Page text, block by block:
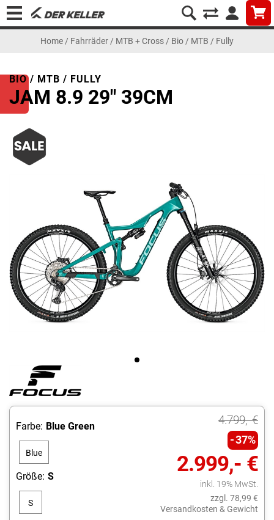
Home / Fahrräder / MTB + Cross / Bio / MTB / Fully
BIO / MTB / FULLY
JAM 8.9 29" 39CM
4.799,- €
37%
2.999,- €
inkl. 19% MwSt.
zzgl. 78,99 €
Versandkosten & Gewicht
Farbe: Blue Green
Blue
Größe: S
S